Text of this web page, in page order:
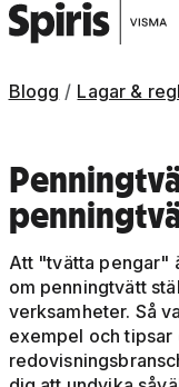
Blogg Lagar &
Att "tvätta pengar"
om penningtvätt
verksamheter. Så
exempel och